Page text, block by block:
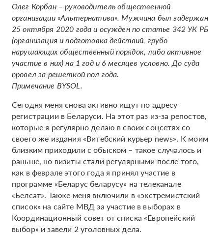
Олег Корбан – руководитель общественной
организации «Альтернатива». Мужчина был задержан
25 октября 2020 года и осужден по статье 342 УК РБ
(организация и подготовка действий, грубо
нарушающих общественный порядок, либо активное
участие в них) на 1 год и 6 месяцев условно. До суда
провел за решеткой пол года.
Примечание BYSOL.
Сегодня меня снова активно ищут по адресу
регистрации в Беларуси. На этот раз из-за репостов,
которые я регулярно делаю в своих соцсетях со
своего же издания «Витебский курьер news». К моим
близким приходили с обыском – такое случалось и
раньше, но визиты стали регулярными после того,
как в феврале этого года я принял участие в
программе «Беларус беларусу» на телеканале
«Белсат». Также меня включили в «экстремистский
список» на сайте МВД за участие в выборах в
Координационный совет от списка «Европейский
выбор» и завели 2 уголовных дела.